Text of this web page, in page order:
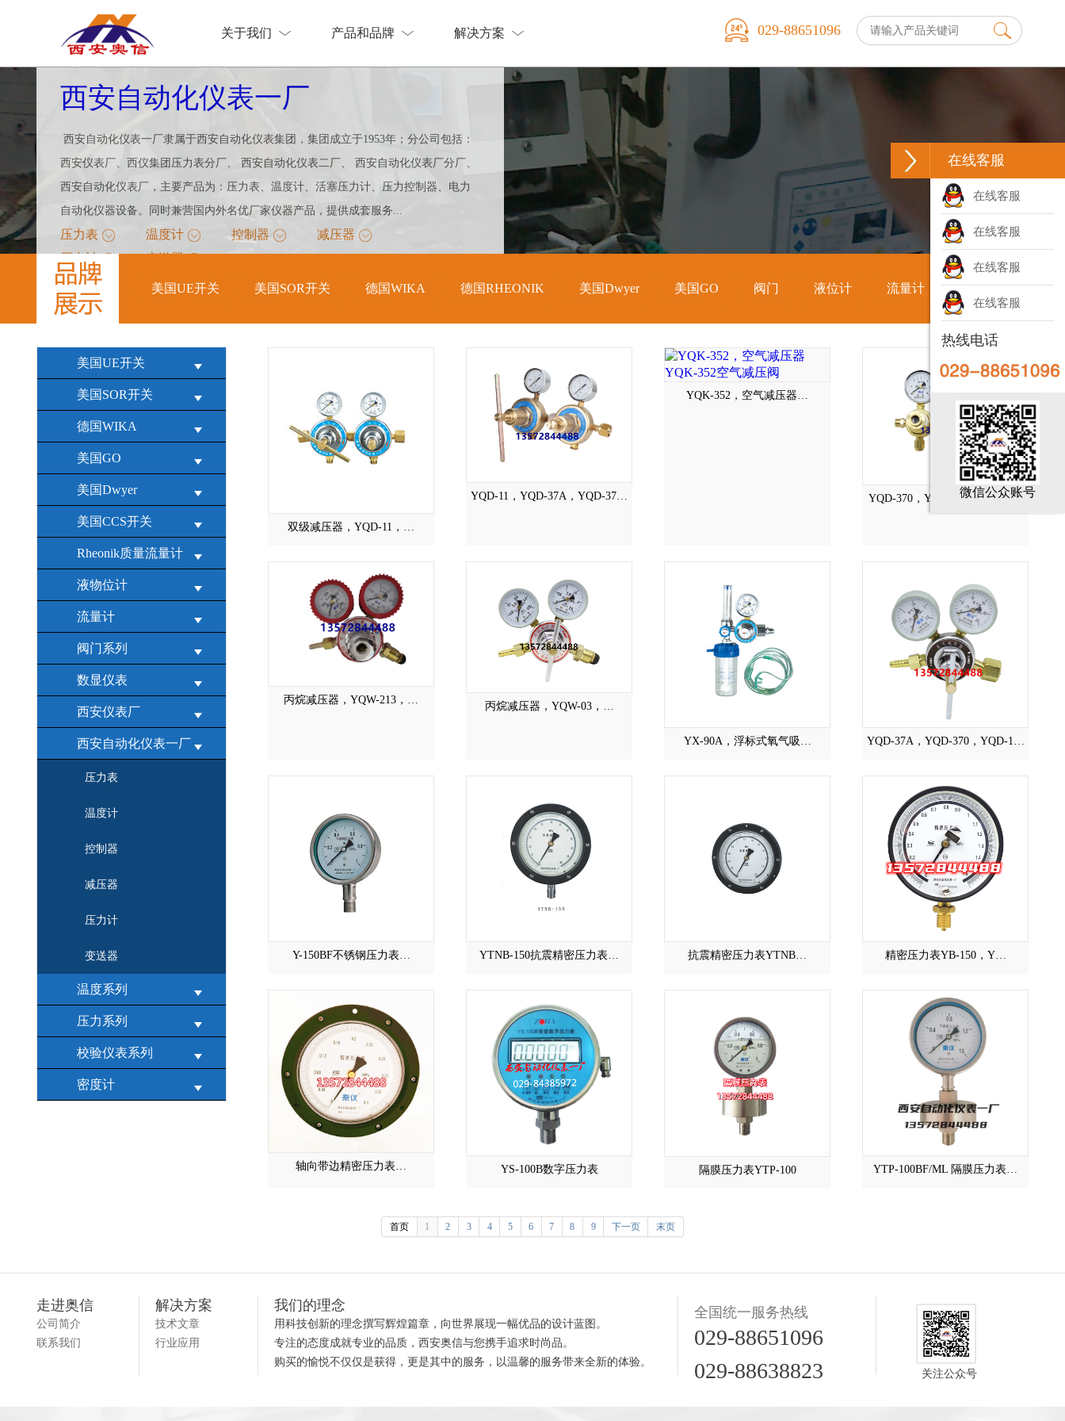
关于我们
关于我们
产品和品牌
产品和品牌
解决方案
解决方案
029-88651096
西安自动化仪表一厂
西安自动化仪表一厂隶属于西安自动化仪表集团，集团成立于1953年；分公司包括：
西安仪表厂、西仪集团压力表分厂、 西安自动化仪表二厂、 西安自动化仪表厂分厂、
西安自动化仪表厂，主要产品为：压力表、温度计、活塞压力计、压力控制器、电力
自动化仪器设备。同时兼营国内外名优厂家仪器产品，提供成套服务...
压力表 温度计 控制器
减压器
压力计
变送器
美国UE开关
美国UE开关
美国SOR开关
美国SOR开关
德国WIKA
德国WIKA
德国RHEONIK
德国RHEONIK
美国Dwyer
美国Dwyer
美国GO
美国GO
阀门
阀门
液位计
液位计
流量计
流量计
数显表
数显表
美国UE开关
美国SOR开关
德国WIKA
美国GO
美国Dwyer
美国CCS开关
Rheonik质量流量计
液物位计
流量计
阀门系列
数显仪表
西安仪表厂
西安自动化仪表一厂
压力表
温度计
控制器
减压器
压力计
变送器
温度系列
压力系列
校验仪表系列
密度计
双级减压器，YQD-11，…
YQD-11，YQD-37A，YQD-37…
YQK-352，空气减压器…
YQD-370，YQD-11，YQD-37…
丙烷减压器，YQW-213，…
丙烷减压器，YQW-03，…
YX-90A，浮标式氧气吸… YQD-37A，YQD-370，YQD-1…
Y-150BF不锈钢压力表… YTNB-150抗震精密压力表… 抗震精密压力表YTNB… 精密压力表YB-150，Y…
轴向带边精密压力表… YS-100B数字压力表 隔膜压力表YTP-100 YTP-100BF/ML 隔膜压力表…
首页 1 2 3 4 5 6 7 8 9 下一页 末页
走进奥信
公司简介
联系我们
解决方案
技术文章
行业应用
我们的理念
用科技创新的理念撰写辉煌篇章，向世界展现一幅优品的设计蓝图。
专注的态度成就专业的品质，西安奥信与您携手追求时尚品。
购买的愉悦不仅仅是获得，更是其中的服务，以温馨的服务带来全新的体验。
全国统一服务热线
029-88651096
029-88638823
关注公众号
在线客服
在线客服
在线客服
在线客服
在线客服
热线电话
微信公众账号